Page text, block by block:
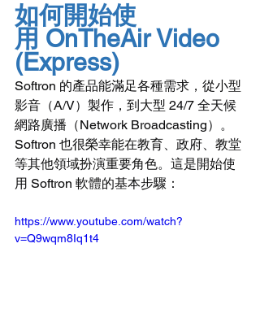
如何開始使
用 OnTheAir Video
(Express)
Softron 的產品能滿足各種需求，從小型
影音（A/V）製作，到大型 24/7 全天候
網路廣播（Network Broadcasting）。
Softron 也很榮幸能在教育、政府、教堂
等其他領域扮演重要角色。這是開始使
用 Softron 軟體的基本步驟：
https://www.youtube.com/watch?
v=Q9wqm8Iq1t4